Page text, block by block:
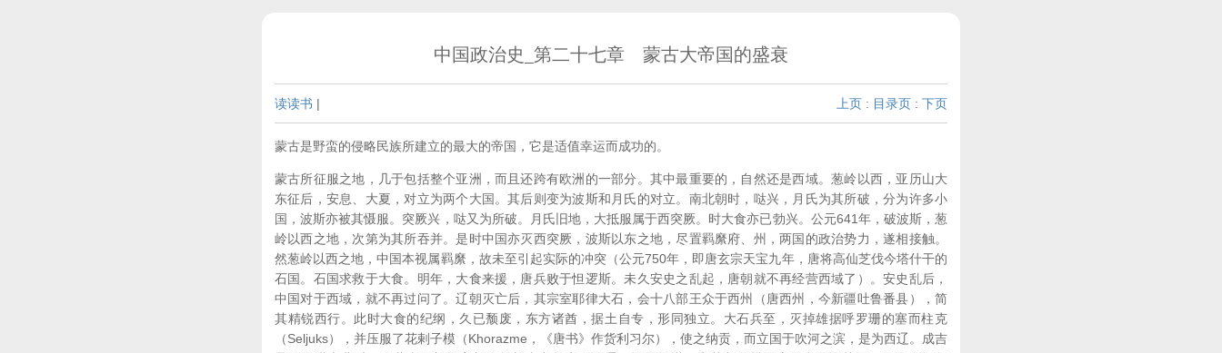
中国政治史_第二十七章 蒙古大帝国的盛衰
读读书 | 上页 : 目录页 : 下页
蒙古是野蛮的侵略民族所建立的最大的帝国，它是适值幸运而成功的。
蒙古所征服之地，几于包括整个亚洲，而且还跨有欧洲的一部分。其中最重要的，自然还是西域。葱岭以西，亚历山大
东征后，安息、大夏，对立为两个大国。其后则变为波斯和月氏的对立。南北朝时，哒兴，月氏为其所破，分为许多小
国，波斯亦被其慑服。突厥兴，哒又为所破。月氏旧地，大抵服属于西突厥。时大食亦已勃兴。公元641年，破波斯，葱
岭以西之地，次第为其所吞并。是时中国亦灭西突厥，波斯以东之地，尽置羁縻府、州，两国的政治势力，遂相接触。
然葱岭以西之地，中国本视属羁縻，故未至引起实际的冲突（公元750年，即唐玄宗天宝九年，唐将高仙芝伐今塔什干的
石国。石国求救于大食。明年，大食来援，唐兵败于怛逻斯。未久安史之乱起，唐朝就不再经营西域了）。安史乱后，
中国对于西域，就不再过问了。辽朝灭亡后，其宗室耶律大石，会十八部王众于西州（唐西州，今新疆吐鲁番县），简
其精锐西行。此时大食的纪纲，久已颓废，东方诸酋，据土自专，形同独立。大石兵至，灭掉雄据呼罗珊的塞而柱克
（Seljuks），并压服了花剌子模（Khorazme，《唐书》作货利习尔），使之纳贡，而立国于吹河之滨，是为西辽。成吉